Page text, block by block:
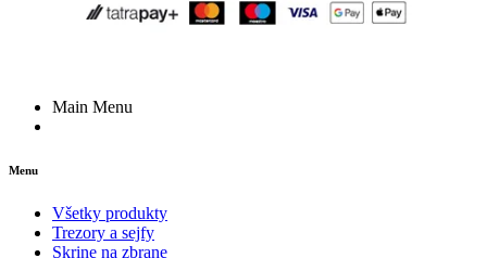
Main Menu
Menu
Všetky produkty
Trezory a sejfy
Skrine na zbrane